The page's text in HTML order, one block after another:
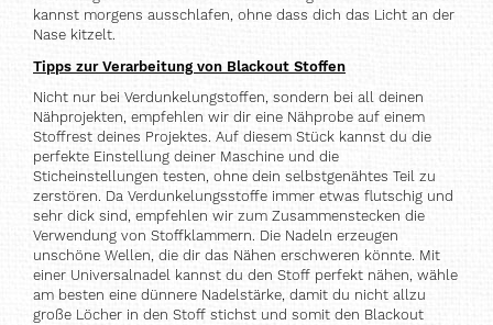
kannst morgens ausschlafen, ohne dass dich das Licht an der
Nase kitzelt.
Tipps zur Verarbeitung von Blackout Stoffen
Nicht nur bei Verdunkelungstoffen, sondern bei all deinen
Nähprojekten, empfehlen wir dir eine Nähprobe auf einem
Stoffrest deines Projektes. Auf diesem Stück kannst du die
perfekte Einstellung deiner Maschine und die
Sticheinstellungen testen, ohne dein selbstgenähtes Teil zu
zerstören. Da Verdunkelungsstoffe immer etwas flutschig und
sehr dick sind, empfehlen wir zum Zusammenstecken die
Verwendung von Stoffklammern. Die Nadeln erzeugen
unschöne Wellen, die dir das Nähen erschweren könnte. Mit
einer Universalnadel kannst du den Stoff perfekt nähen, wähle
am besten eine dünnere Nadelstärke, damit du nicht allzu
große Löcher in den Stoff stichst und somit den Blackout